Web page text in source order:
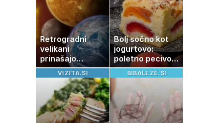
Retrogradni
velikani
prinašajo
pomembne
premike – kaj
pomeni, da so
Saturn, Neptun
in Pluton hkrati
retrogradni?
Bolj sočno kot
jogurtovo:
poletno pecivo,
ki vedno uspe
VIZITA.SI BIBALEZE.SI